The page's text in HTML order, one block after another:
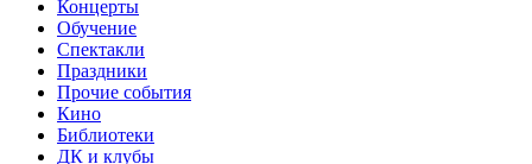
Концерты
Обучение
Спектакли
Праздники
Прочие события
Кино
Библиотеки
ДК и клубы